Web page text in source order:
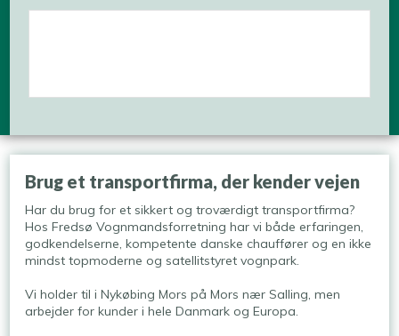
​Brug et transportfirma, der kender vejen
Har du brug for et sikkert og troværdigt transportfirma?
Hos Fredsø Vognmandsforretning har vi både erfaringen,
godkendelserne, kompetente danske chauffører og en ikke
mindst topmoderne og satellitstyret vognpark.
Vi holder til i Nykøbing Mors på Mors nær Salling, men
arbejder for kunder i hele Danmark og Europa.